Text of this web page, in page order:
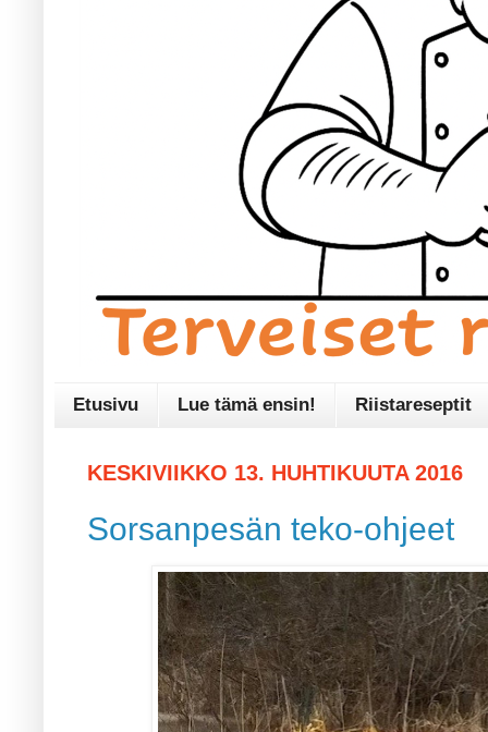
Etusivu Lue tämä ensin! Riistareseptit
KESKIVIIKKO 13. HUHTIKUUTA 2016
Sorsanpesän teko-ohjeet